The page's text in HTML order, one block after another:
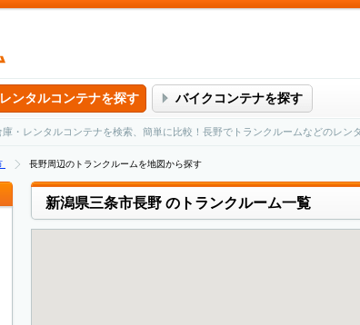
ンタルコンテナを探す バイクコンテナを探す
・レンタルコンテナを検索、簡単に比較！長野でトランクルームなどのレン
長野周辺のトランクルームを地図から探す
新潟県三条市長野 のトランクルーム一覧